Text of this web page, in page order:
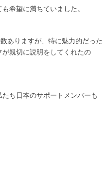
希望に満ちていました。
ありますが、特に魅力的だった
親切に説明をしてくれたの
ち日本のサポートメンバーも